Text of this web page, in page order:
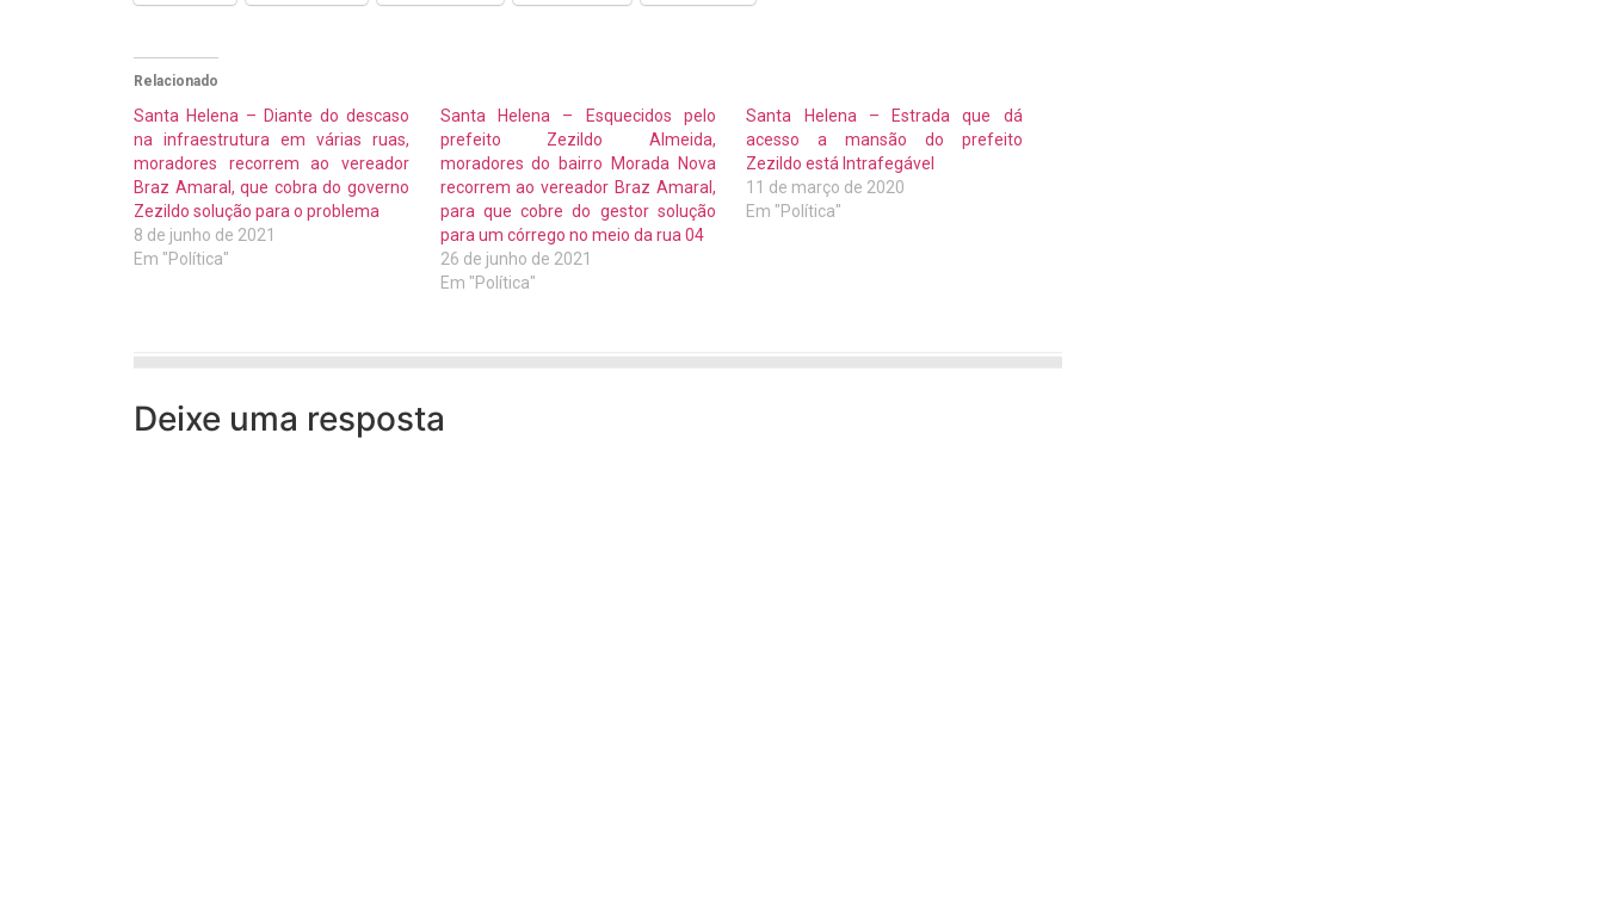
Relacionado
Santa Helena – Diante do descaso
na infraestrutura em várias ruas,
moradores recorrem ao vereador
Braz Amaral, que cobra do governo
Zezildo solução para o problema
8 de junho de 2021
Em "Política"
Santa Helena – Esquecidos pelo
prefeito Zezildo Almeida,
moradores do bairro Morada Nova
recorrem ao vereador Braz Amaral,
para que cobre do gestor solução
para um córrego no meio da rua 04
26 de junho de 2021
Em "Política"
Santa Helena – Estrada que dá
acesso a mansão do prefeito
Zezildo está Intrafegável
11 de março de 2020
Em "Política"
Deixe uma resposta